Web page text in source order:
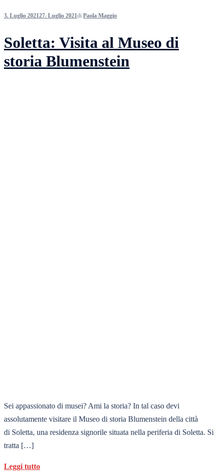
3. Luglio 202127. Luglio 2021di Paola Maggio
Soletta: Visita al Museo di
storia Blumenstein
Sei appassionato di musei? Ami la storia? In tal caso devi
assolutamente visitare il Museo di storia Blumenstein della città
di Soletta, una residenza signorile situata nella periferia di Soletta. Si
tratta […]
Leggi tutto